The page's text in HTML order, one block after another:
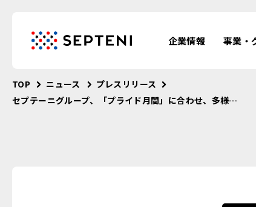
企業情報 事業・
TOP ニュース
プレスリリース
セプテーニグループ、「プライド月間」に合わせ、多様な性のあり方をテーマにしたショートドラマを公開